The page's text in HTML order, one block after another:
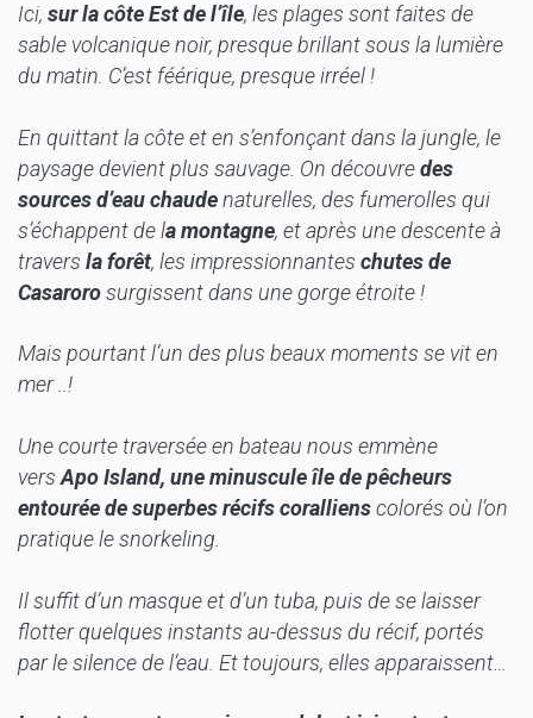
Ici, sur la côte Est de l’île, les plages sont faites de
sable volcanique noir, presque brillant sous la lumière
du matin. C’est féérique, presque irréel !
En quittant la côte et en s’enfonçant dans la jungle, le
paysage devient plus sauvage. On découvredes
sources d’eau chaudenaturelles, des fumerolles qui
s’échappent de la montagne, et après une descente à
travers la forêt, les impressionnantes chutes de
Casarorosurgissent dans une gorge étroite !
Mais pourtant l’un des plus beaux moments se vit en
mer ..!
Une courte traversée en bateau nous emmène
versApo Island, une minuscule île de pêcheurs
entourée de superbes récifs corallienscolorés où l’on
pratique le snorkeling.
Il suffit d’un masque et d’un tuba, puis de se laisser
flotter quelques instants au-dessus du récif, portés
par le silence de l’eau. Et toujours, elles apparaissent…